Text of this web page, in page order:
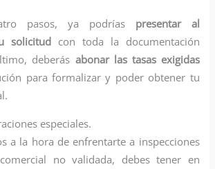
pasos, ya podrías presentar al
solicitud con toda la documentación
deberás abonar las tasas exigidas
para formalizar y poder obtener tu
especiales.
a la hora de enfrentarte a inspecciones
no validada, debes tener en